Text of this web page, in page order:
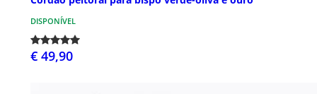
DISPONÍVEL
€ 49,90